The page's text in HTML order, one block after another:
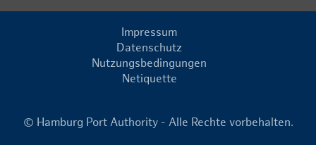
Impressum
Datenschutz
Nutzungsbedingungen
Netiquette
© Hamburg Port Authority - Alle Rechte vorbehalten.